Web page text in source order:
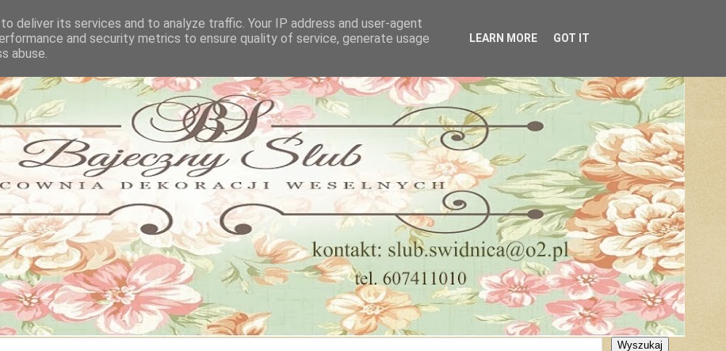
deliver its services and to analyze traffic. Your IP address and user-agent
and security metrics to ensure quality of service, generate usage
abuse.
LEARN MORE GOT IT